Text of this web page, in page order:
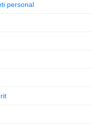
personal